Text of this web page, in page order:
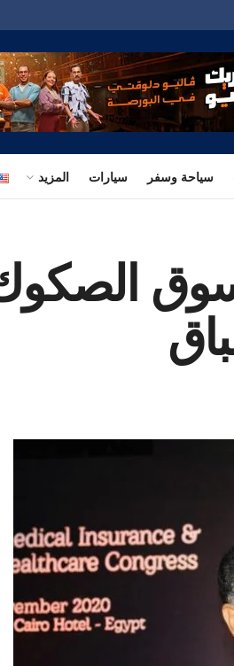
سياحة وسفر سيارات المزيد
سوق